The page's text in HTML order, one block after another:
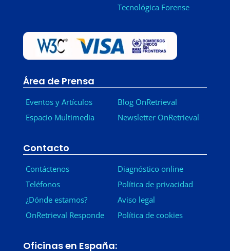
Tecnológica Forense
Área de Prensa
Eventos y Artículos
Espacio Multimedia
Blog OnRetrieval
Newsletter OnRetrieval
Contacto
Contáctenos
Teléfonos
¿Dónde estamos?
OnRetrieval Responde
Diagnóstico online
Política de privacidad
Aviso legal
Política de cookies
Oficinas en España: